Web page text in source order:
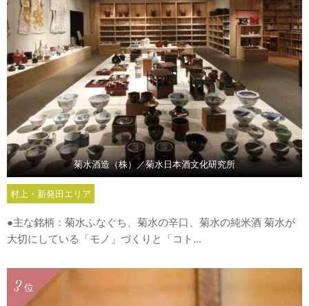
菊水酒造（株）／菊水日本酒文化研究所
村上・新発田エリア
●主な銘柄：菊水ふなぐち、菊水の辛口、菊水の純米酒 菊水が
大切にしている「モノ」づくりと「コト...
位
3